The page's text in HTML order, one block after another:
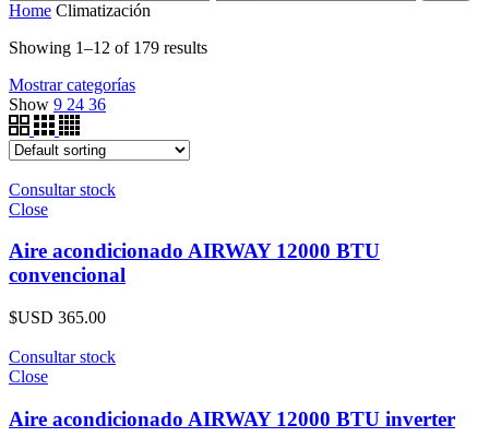
Home Climatización
Showing 1–12 of 179 results
Mostrar categorías
Show 9 24 36
Consultar stock
Close
Aire acondicionado AIRWAY 12000 BTU
convencional
$USD 365.00
Consultar stock
Close
Aire acondicionado AIRWAY 12000 BTU inverter